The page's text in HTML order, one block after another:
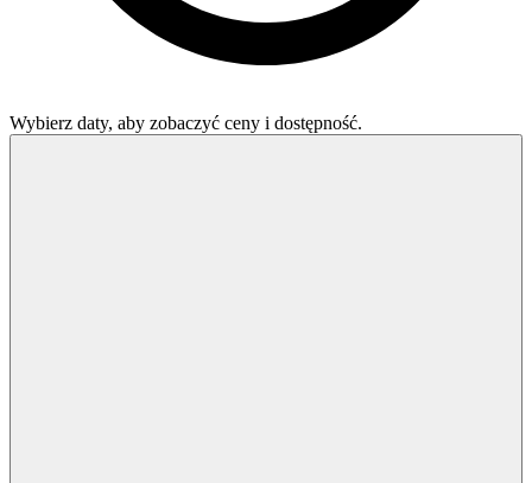
Wybierz daty, aby zobaczyć ceny i dostępność.